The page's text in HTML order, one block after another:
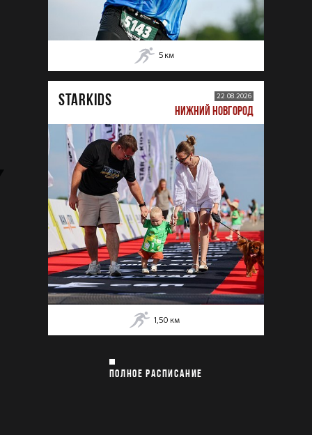
5 км
STARKIDS 22.08.2026
НИЖНИЙ НОВГОРОД
1,50 км
ПОЛНОЕ РАСПИСАНИЕ